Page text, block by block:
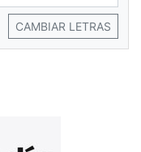
CAMBIAR LETRAS